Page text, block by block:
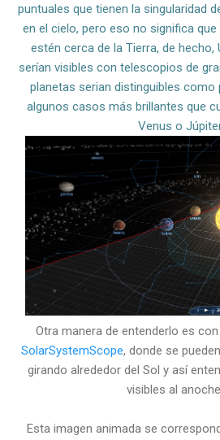
puntuales que tienen la singularidad
en el cielo, pero eso no significa
estén cerca de la Tierra, de hecho,
serían visibles con telescopios de
planetas serian distinguibles
algunos casos más brillantes que
Venus o
Otra manera de entenderlo es
SolarSystemScope, donde se
girando alrededor del Sol y así
visibles al
Esta imagen animada se